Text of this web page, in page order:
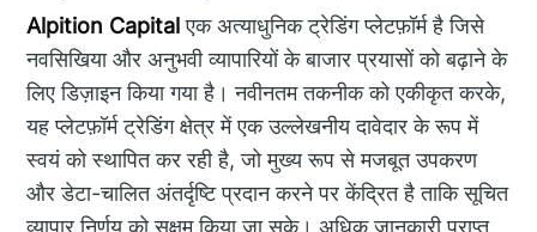
Alpition Capitalएक अत्याधुनिक ट्रेडिंग प्लेटफ़ॉर्म है जिसे
नवसिखिया और अनुभवी व्यापारियों के बाजार प्रयासों को बढ़ाने के
लिए डिज़ाइन किया गया है। नवीनतम तकनीक को एकीकृत करके,
यह प्लेटफ़ॉर्म ट्रेडिंग क्षेत्र में एक उल्लेखनीय दावेदार के रूप में
स्वयं को स्थापित कर रही है, जो मुख्य रूप से मजबूत उपकरण
और डेटा-चालित अंतर्दृष्टि प्रदान करने पर केंद्रित है ताकि सूचित
व्यापार निर्णय को सक्षम किया जा सके। अधिक जानकारी प्राप्त